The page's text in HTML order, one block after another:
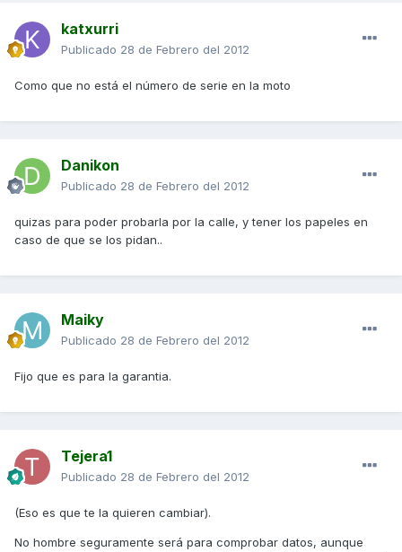
katxurri
Publicado 28 de Febrero del 2012
Como que no está el número de serie en la moto
Danikon
Publicado 28 de Febrero del 2012
quizas para poder probarla por la calle, y tener los papeles en
caso de que se los pidan..
Maiky
Publicado 28 de Febrero del 2012
Fijo que es para la garantia.
Tejera1
Publicado 28 de Febrero del 2012
(Eso es que te la quieren cambiar).
No hombre seguramente será para comprobar datos, aunque